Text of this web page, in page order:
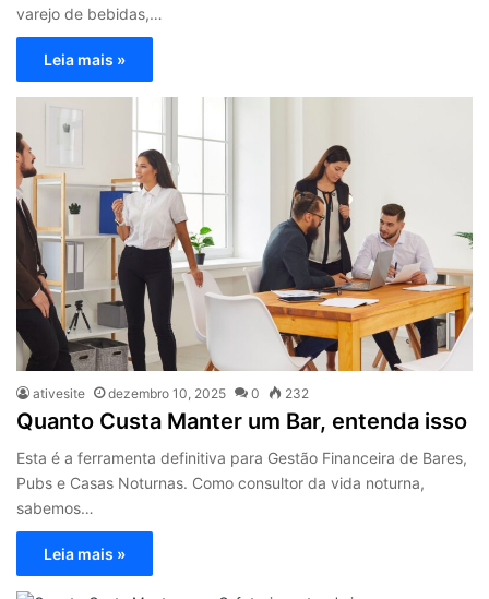
varejo de bebidas,…
Leia mais »
ativesite dezembro 10, 2025 0 232
Quanto Custa Manter um Bar, entenda isso
Esta é a ferramenta definitiva para Gestão Financeira de Bares,
Pubs e Casas Noturnas. Como consultor da vida noturna,
sabemos…
Leia mais »